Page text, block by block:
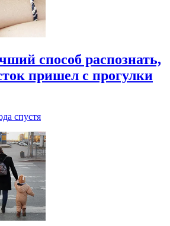
способ распознать,
пришел с прогулки
спустя